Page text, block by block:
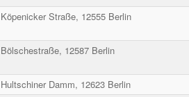
Köpenicker Straße, 12555 Berlin
Bölschestraße, 12587 Berlin
Hultschiner Damm, 12623 Berlin